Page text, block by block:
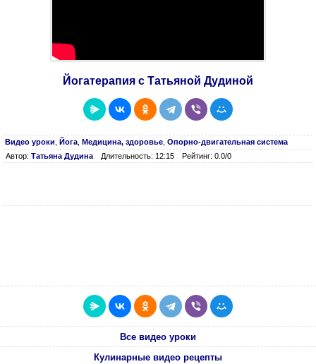
Йогатерапия с Татьяной Дудиной
Видео уроки Йога Медицина, здоровье Опорно-двигательная система
Автор: Татьяна Дудина Длительность: 12:15 Рейтинг: 0.0/0
Все видео уроки
Кулинарные видео рецепты